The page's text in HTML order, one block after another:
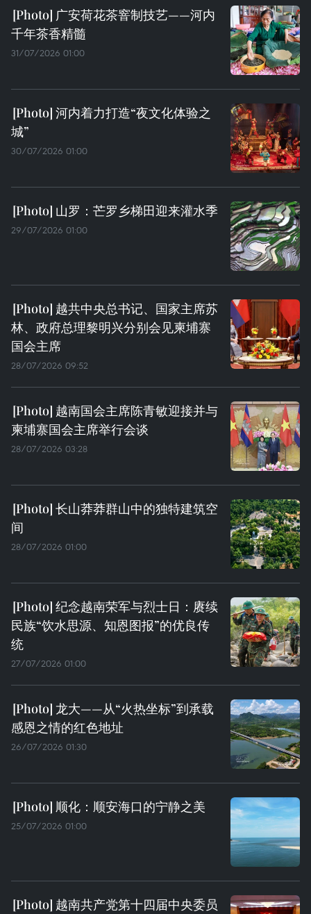
广安荷花茶窨制技艺——河内
千年茶香精髓
31/07/2026 01:00
河内着力打造“夜文化体验之
城”
30/07/2026 01:00
山罗：芒罗乡梯田迎来灌水季
29/07/2026 01:00
越共中央总书记、国家主席苏
林、政府总理黎明兴分别会见柬埔寨
国会主席
28/07/2026 09:52
越南国会主席陈青敏迎接并与
柬埔寨国会主席举行会谈
28/07/2026 03:28
长山莽莽群山中的独特建筑空
间
28/07/2026 01:00
纪念越南荣军与烈士日：赓续
民族“饮水思源、知恩图报”的优良传
统
27/07/2026 01:00
龙大——从“火热坐标”到承载
感恩之情的红色地址
26/07/2026 01:30
顺化：顺安海口的宁静之美
25/07/2026 01:00
越南共产党第十四届中央委员